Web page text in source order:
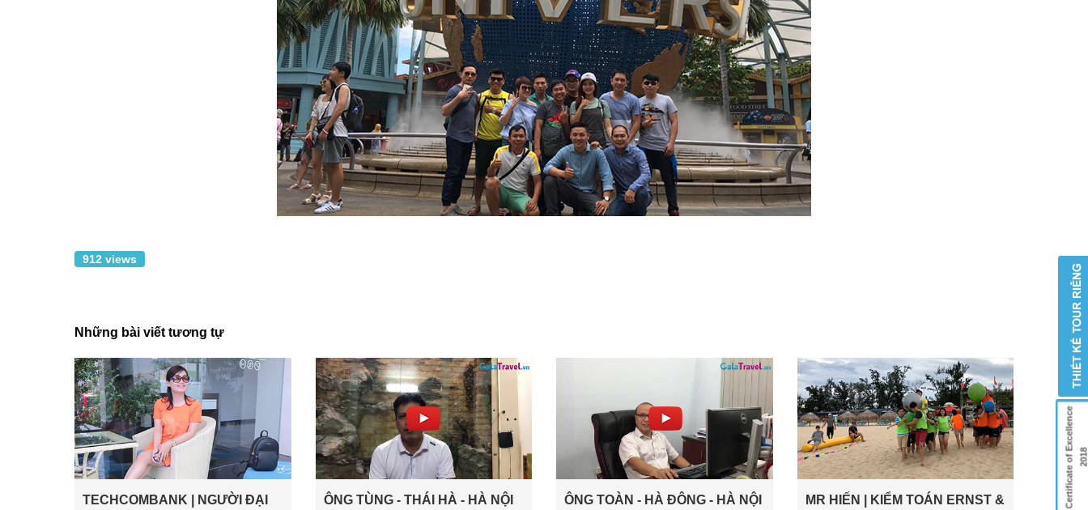
912 views
Những bài viết tương tự
TECHCOMBANK | NGƯỜI ĐẠI
ÔNG TÙNG - THÁI HÀ - HÀ NỘI ÔNG TOÀN - HÀ ĐÔNG - HÀ NỘI
MR HIẾN | KIỂM TOÁN ERNST &
Certificate of Excellence 2018